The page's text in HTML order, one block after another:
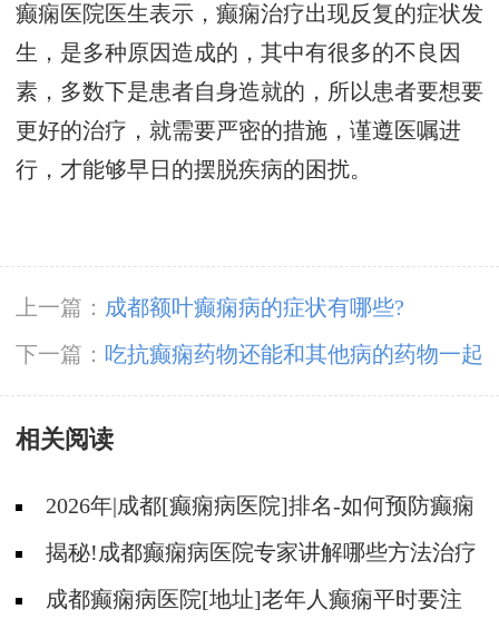
癫痫医院医生表示，癫痫治疗出现反复的症状发
生，是多种原因造成的，其中有很多的不良因
素，多数下是患者自身造就的，所以患者要想要
更好的治疗，就需要严密的措施，谨遵医嘱进
行，才能够早日的摆脱疾病的困扰。
上一篇： 成都额叶癫痫病的症状有哪些?
下一篇： 吃抗癫痫药物还能和其他病的药物一起
吃吗
相关阅读
2026年|成都[癫痫病医院]排名-如何预防癫痫
治疗走入误区?
揭秘!成都癫痫病医院专家讲解哪些方法治疗
癫痫好?
成都癫痫病医院[地址]老年人癫痫平时要注